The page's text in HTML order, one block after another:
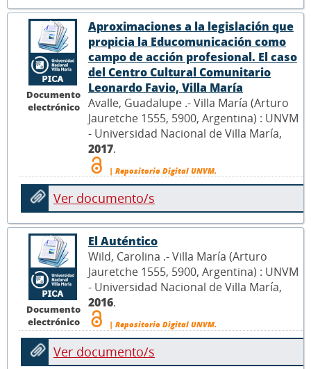
Documento
electrónico
Aproximaciones a la legislación que
propicia la Educomunicación como
campo de acción profesional. El caso
del Centro Cultural Comunitario
Leonardo Favio, Villa María
Avalle, Guadalupe .- Villa María (Arturo
Jauretche 1555, 5900, Argentina) : UNVM
- Universidad Nacional de Villa María,
2017.
| Repositorio Digital UNVM.
Ver documento/s
Documento
electrónico
El Auténtico
Wild, Carolina .- Villa María (Arturo
Jauretche 1555, 5900, Argentina) : UNVM
- Universidad Nacional de Villa María,
2016.
| Repositorio Digital UNVM.
Ver documento/s